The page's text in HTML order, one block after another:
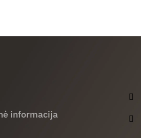
informacija